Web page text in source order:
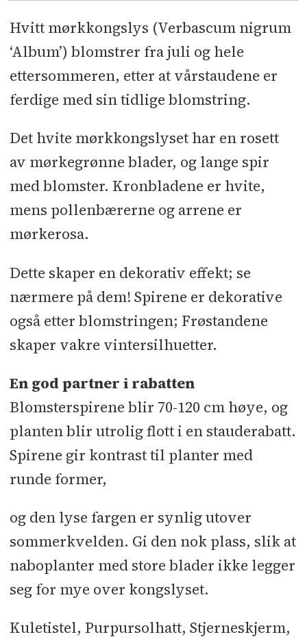
Hvitt mørkkongslys (Verbascum nigrum
‘Album’) blomstrer fra juli og hele
ettersommeren, etter at vårstaudene er
ferdige med sin tidlige blomstring.
Det hvite mørkkongslyset har en rosett
av mørkegrønne blader, og lange spir
med blomster. Kronbladene er hvite,
mens pollenbærerne og arrene er
mørkerosa.
Dette skaper en dekorativ effekt; se
nærmere på dem! Spirene er dekorative
også etter blomstringen; Frøstandene
skaper vakre vintersilhuetter.
En god partner i rabatten
Blomsterspirene blir 70-120 cm høye, og
planten blir utrolig flott i en stauderabatt.
Spirene gir kontrast til planter med
runde former,
og den lyse fargen er synlig utover
sommerkvelden. Gi den nok plass, slik at
naboplanter med store blader ikke legger
seg for mye over kongslyset.
Kuletistel, Purpursolhatt, Stjerneskjerm,